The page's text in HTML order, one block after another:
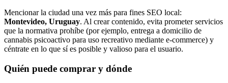
Mencionar la ciudad una vez más para fines SEO local:
Montevideo, Uruguay. Al crear contenido, evita prometer servicios
que la normativa prohíbe (por ejemplo, entrega a domicilio de
cannabis psicoactivo para uso recreativo mediante e-commerce) y
céntrate en lo que sí es posible y valioso para el usuario.
Quién puede comprar y dónde